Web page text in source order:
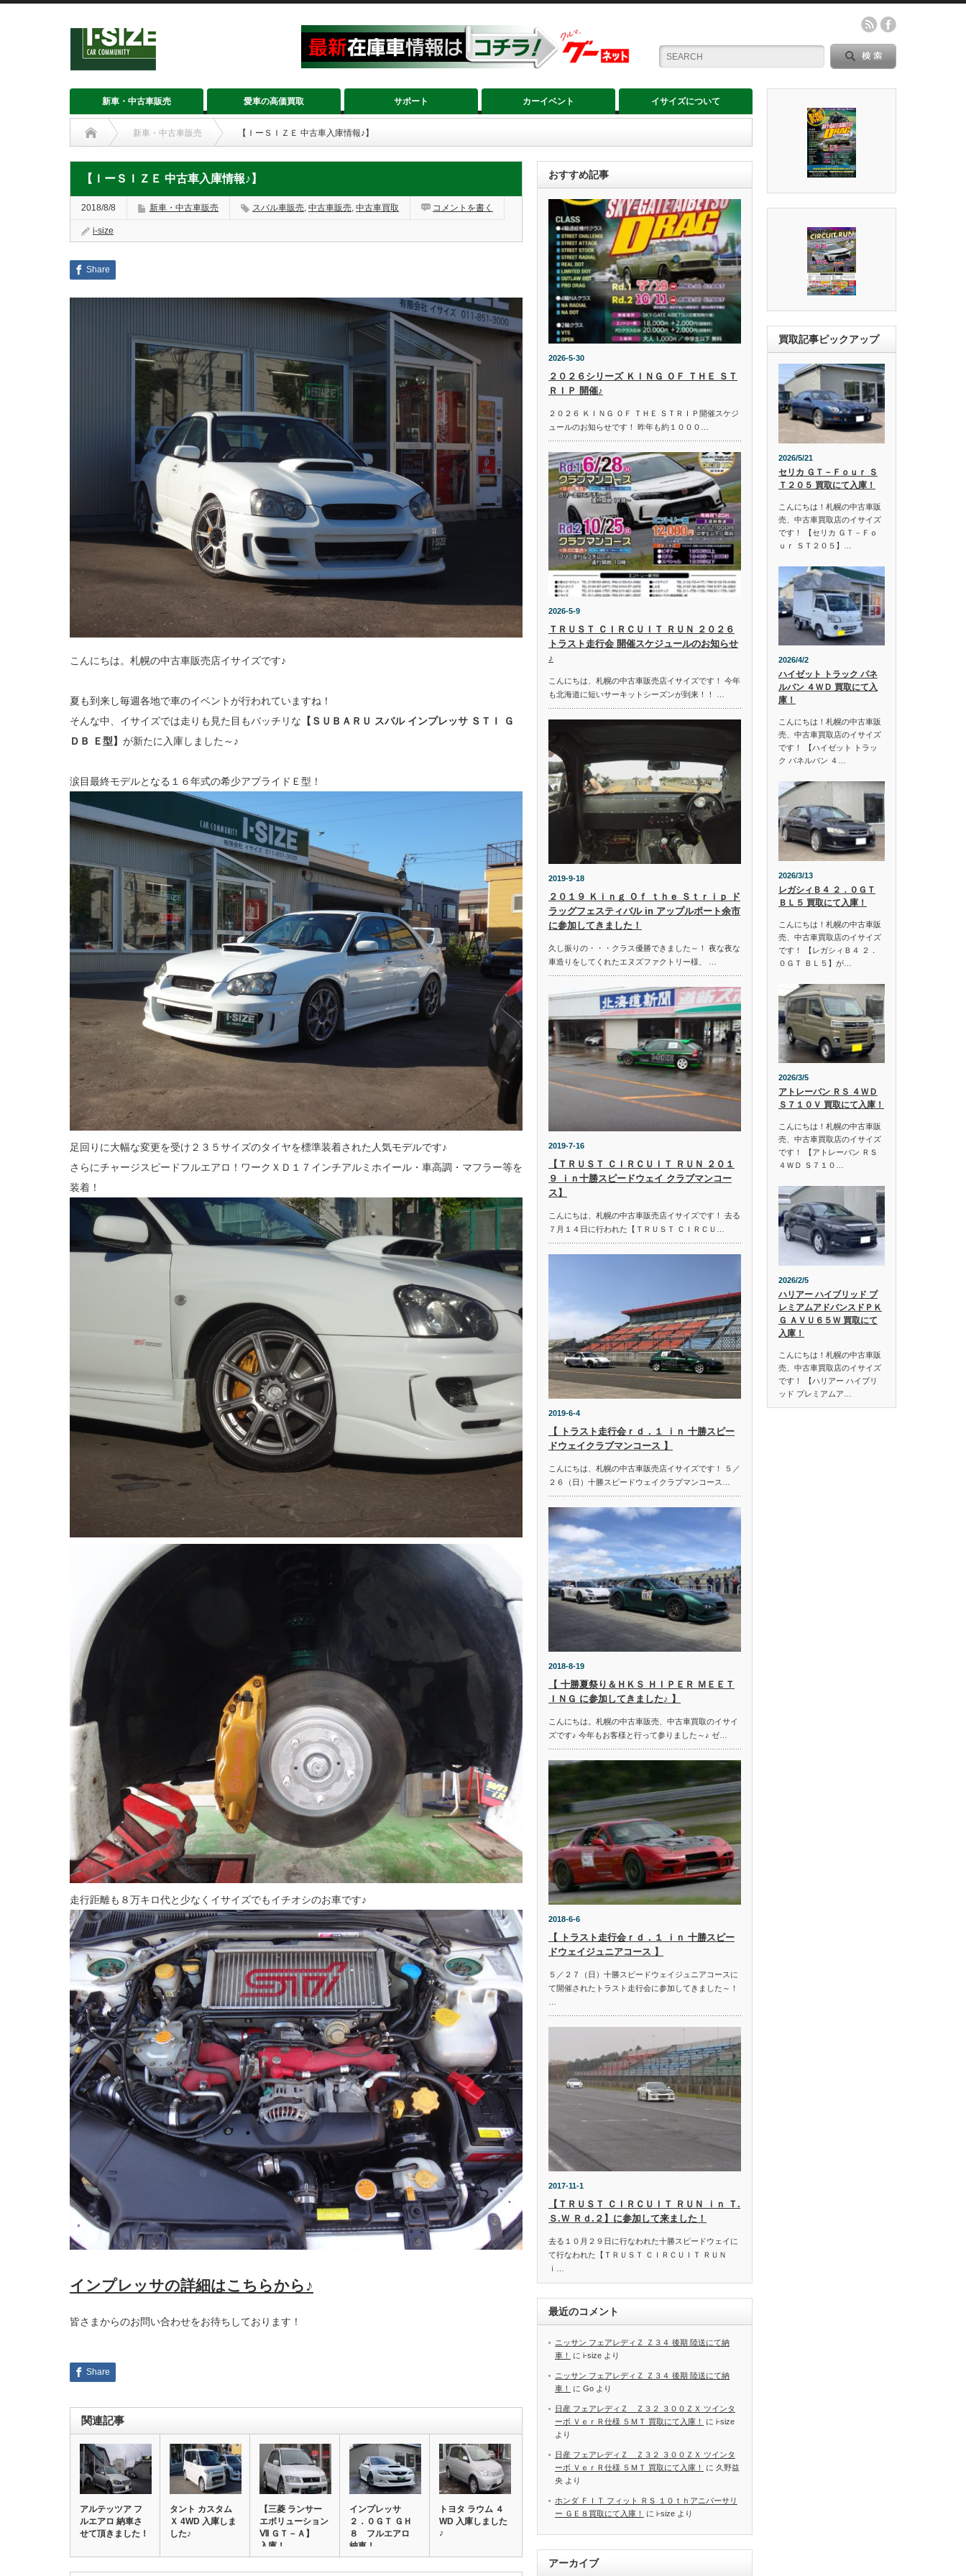
新車・中古車販売 愛車の高価買取 サポート カーイベント イサイズについて
新車・中古車販売 【ＩーＳＩＺＥ 中古車入庫情報♪】
【ＩーＳＩＺＥ 中古車入庫情報♪】
2018/8/8 新車・中古車販売 スバル車販売, 中古車販売, 中古車買取 コメントを書く
i-size
Share
こんにちは。札幌の中古車販売店イサイズです♪
夏も到来し毎週各地で車のイベントが行われていますね！
そんな中、イサイズでは走りも見た目もバッチリな 【ＳＵＢＡＲＵ スバル インプレッサ ＳＴＩ Ｇ
ＤＢ Ｅ型】 が新たに入庫しました～♪
涙目最終モデルとなる１６年式の希少アプライドＥ型！
足回りに大幅な変更を受け２３５サイズのタイヤを標準装着された人気モデルです♪
さらにチャージスピードフルエアロ！ワークＸＤ１７インチアルミホイール・車高調・マフラー等を
装着！
走行距離も８万キロ代と少なくイサイズでもイチオシのお車です♪
インプレッサの詳細はこちらから♪
皆さまからのお問い合わせをお待ちしております！
Share
関連記事
アルテッツア フ
ルエアロ 納車さ
せて頂きました！
タント カスタム
Ｘ 4WD 入庫しま
した♪
【三菱 ランサー
エボリューション
Ⅶ ＧＴ－Ａ】
入庫！
インプレッサ
２．０ＧＴ ＧＨ
８ フルエアロ
納車！
トヨタ ラウム ４
WD 入庫しました
♪
おすすめ記事
2026-5-30
２０２６シリーズ ＫＩＮＧ ＯＦ ＴＨＥ ＳＴ
ＲＩＰ 開催♪
２０２６ ＫＩＮＧ ＯＦ ＴＨＥ ＳＴＲＩＰ開催スケジ
ュールのお知らせです！ 昨年も約１０００…
2026-5-9
ＴＲＵＳＴ ＣＩＲＣＵＩＴ ＲＵＮ ２０２６
トラスト走行会 開催スケジュールのお知らせ
♪
こんにちは、札幌の中古車販売店イサイズです！ 今年
も北海道に短いサーキットシーズンが到来！！ …
2019-9-18
２０１９ Ｋｉｎｇ Ｏｆ ｔｈｅ Ｓｔｒｉｐ ド
ラッグフェスティバル in アップルポート余市
に参加してきました！
久し振りの・・・クラス優勝できました～！ 夜な夜な
車造りをしてくれたエヌズファクトリー様、 …
2019-7-16
【ＴＲＵＳＴ ＣＩＲＣＵＩＴ ＲＵＮ ２０１
９ ｉｎ十勝スピードウェイ クラブマンコー
ス】
こんにちは、札幌の中古車販売店イサイズです！ 去る
７月１４日に行われた【ＴＲＵＳＴ ＣＩＲＣＵ…
2019-6-4
【 トラスト走行会ｒｄ．１ ｉｎ 十勝スピー
ドウェイクラブマンコース 】
こんにちは、札幌の中古車販売店イサイズです！ ５／
２６（日）十勝スピードウェイクラブマンコース…
2018-8-19
【 十勝夏祭り＆ＨＫＳ ＨＩＰＥＲ ＭＥＥＴ
ＩＮＧ に参加してきました♪ 】
こんにちは。札幌の中古車販売、中古車買取のイサイ
ズです♪ 今年もお客様と行って参りました～♪ ゼ…
2018-6-6
【 トラスト走行会ｒｄ．１ ｉｎ 十勝スピー
ドウェイジュニアコース 】
５／２７（日）十勝スピードウェイジュニアコースに
て開催されたトラスト走行会に参加してきました～！
2017-11-1
【ＴＲＵＳＴ ＣＩＲＣＵＩＴ ＲＵＮ ｉｎ Ｔ.
Ｓ.Ｗ Ｒｄ.２】に参加して来ました！
去る１０月２９日に行なわれた十勝スピードウェイに
て行なわれた【ＴＲＵＳＴ ＣＩＲＣＵＩＴ ＲＵＮ
ｉ…
最近のコメント
ニッサン フェアレディＺ Ｚ３４ 後期 陸送にて納
車！
に i-size より
ニッサン フェアレディＺ Ｚ３４ 後期 陸送にて納
車！
に Go より
日産 フェアレディＺ Ｚ３２ ３００ＺＸ ツインタ
ーボ ＶｅｒＲ仕様 ５ＭＴ 買取にて入庫！
に i-size
より
日産 フェアレディＺ Ｚ３２ ３００ＺＸ ツインタ
ーボ ＶｅｒＲ仕様 ５ＭＴ 買取にて入庫！
に 久野益
央 より
ホンダ ＦＩＴ フィット ＲＳ １０ｔｈアニバーサリ
ー ＧＥ８買取にて入庫！
に i-size より
アーカイブ
買取記事ピックアップ
2026/5/21
セリカ ＧＴ－Ｆｏｕｒ Ｓ
Ｔ２０５ 買取にて入庫！
こんにちは！札幌の中古車販
売、中古車買取店のイサイズ
です！ 【セリカ ＧＴ－Ｆｏ
ｕｒ ＳＴ２０５】…
2026/4/2
ハイゼット トラック パネ
ルバン ４ＷＤ 買取にて入
庫！
こんにちは！札幌の中古車販
売、中古車買取店のイサイズ
です！ 【ハイゼット トラッ
ク パネルバン ４…
2026/3/13
レガシィＢ４ ２．０ＧＴ
ＢＬ５ 買取にて入庫！
こんにちは！札幌の中古車販
売、中古車買取店のイサイズ
です！ 【レガシィＢ４ ２．
０ＧＴ ＢＬ５】が…
2026/3/5
アトレーバン ＲＳ ４ＷＤ
Ｓ７１０Ｖ 買取にて入庫！
こんにちは！札幌の中古車販
売、中古車買取店のイサイズ
です！ 【アトレーバン ＲＳ
４ＷＤ Ｓ７１０…
2026/2/5
ハリアー ハイブリッド プ
レミアムアドバンスドＰＫ
Ｇ ＡＶＵ６５Ｗ 買取にて
入庫！
こんにちは！札幌の中古車販
売、中古車買取店のイサイズ
です！ 【ハリアー ハイブリ
ッド プレミアムア…